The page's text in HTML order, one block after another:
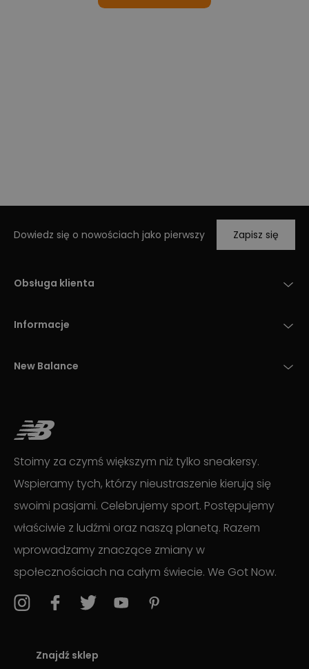
Dowiedz się o nowościach jako pierwszy Zapisz się
Obsługa klienta
Informacje
New Balance
Stoimy za czymś większym niż tylko sneakersy.
Wspieramy tych, którzy nieustraszenie kierują się
swoimi pasjami. Celebrujemy sport. Postępujemy
właściwie z ludźmi oraz naszą planetą. Razem
wprowadzamy znaczące zmiany w
społecznościach na całym świecie. We Got Now.
Znajdź sklep